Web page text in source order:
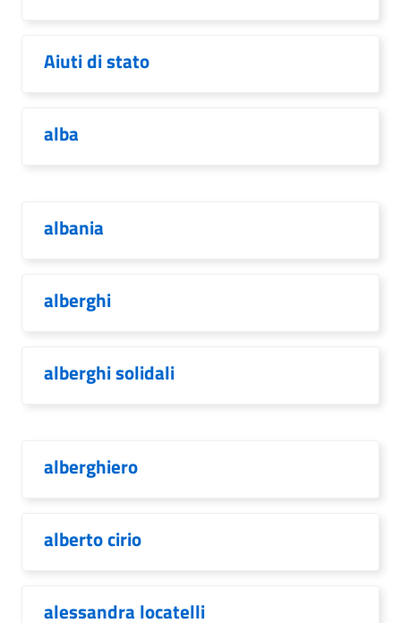
Aiuti di stato
alba
albania
alberghi
alberghi solidali
alberghiero
alberto cirio
alessandra locatelli